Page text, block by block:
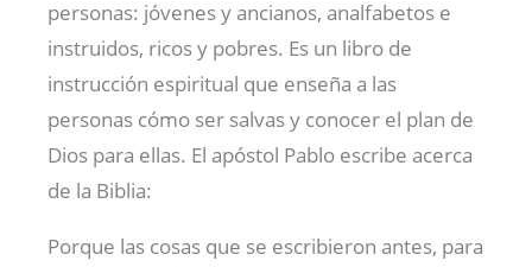
personas: jóvenes y ancianos, analfabetos e
instruidos, ricos y pobres. Es un libro de
instrucción espiritual que enseña a las
personas cómo ser salvas y conocer el plan de
Dios para ellas. El apóstol Pablo escribe acerca
de la Biblia:
Porque las cosas que se escribieron antes, para